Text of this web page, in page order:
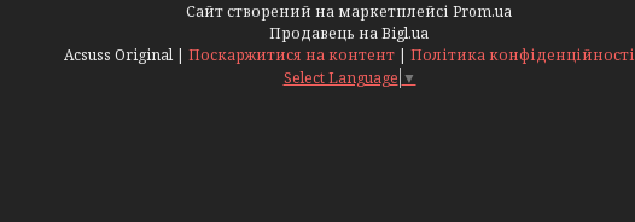
Сайт створений на маркетплейсі Prom.ua
Продавець на Bigl.ua
Acsuss Original | Поскаржитися на контент | Політика конфіденційності
Select Language ▼